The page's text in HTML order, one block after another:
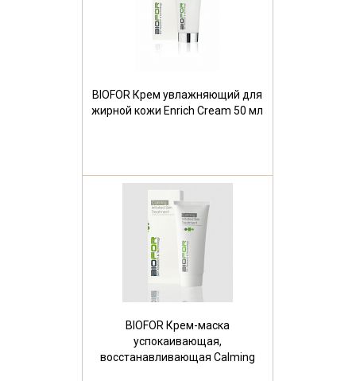
BIOFOR Крем увлажняющий для
жирной кожи Enrich Cream 50 мл
BIOFOR Крем-маска
успокаивающая,
восстанавливающая Calming